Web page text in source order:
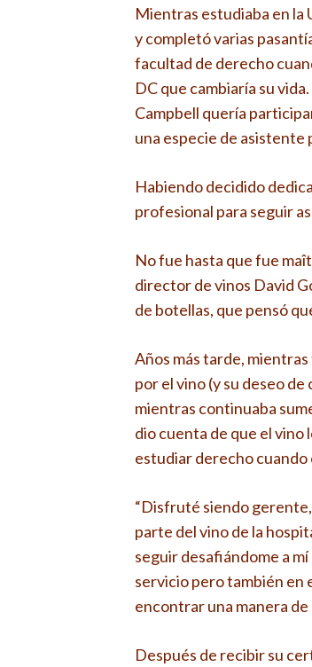
Mientras estudiaba en la
y completó varias
facultad de derecho
DC que cambiaría su
Campbell quería
una especie de asistente
Habiendo decidido
profesional para seguir
No fue hasta que fue
director de vinos David
de botellas, que pensó
Años más tarde,
por el vino (y su deseo
mientras continuaba
dio cuenta de que el vino
estudiar derecho cuando
“Disfruté siendo
parte del vino de la
seguir desafiándome a
servicio pero también en
encontrar una manera de
Después de recibir su